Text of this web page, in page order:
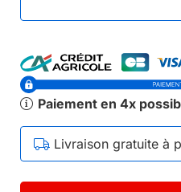
Paiement en 4x
Livraison gratuite à